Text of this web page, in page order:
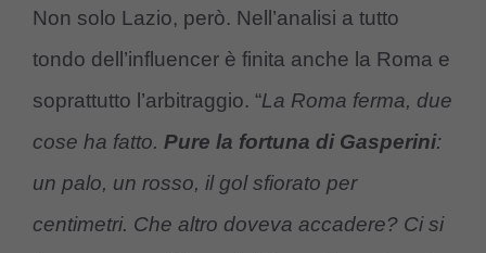
Non solo Lazio, però. Nell’analisi a tutto
tondo dell’influencer è finita anche la Roma e
soprattutto l’arbitraggio. “La Roma ferma, due
cose ha fatto. Pure la fortuna di Gasperini:
un palo, un rosso, il gol sfiorato per
centimetri. Che altro doveva accadere? Ci si